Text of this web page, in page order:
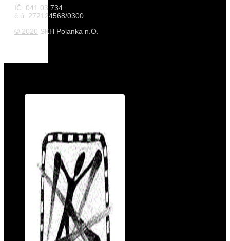
IČ: 041 03 734
č.ú. 272124568/0300
© 2020 SKH Polanka n.O.